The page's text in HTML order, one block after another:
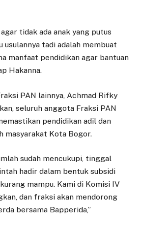
tidak ada anak yang putus
usulannya tadi adalah membuat
manfaat pendidikan agar bantuan
Hakanna.
PAN lainnya, Achmad Rifky
seluruh anggota Fraksi PAN
pendidikan adil dan
masyarakat Kota Bogor.
sudah mencukupi, tinggal
hadir dalam bentuk subsidi
mampu. Kami di Komisi IV
dan fraksi akan mendorong
bersama Bapperida,”